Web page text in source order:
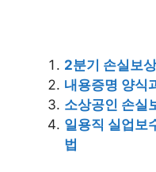
2분기 손실보
내용증명 양식
소상공인 손실
일용직 실업보
법